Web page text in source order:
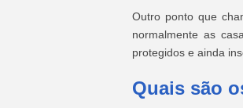
Outro ponto que
normalmente as
protegidos e ainda
Quais são